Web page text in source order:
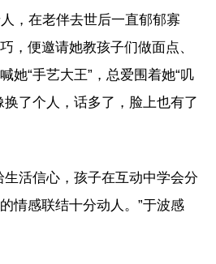
，在老伴去世后一直郁郁寡
，便邀请她教孩子们做面点、
她“手艺大王”，总爱围着她“叽
换了个人，话多了，脸上也有了
生活信心，孩子在互动中学会分
情感联结十分动人。”于波感